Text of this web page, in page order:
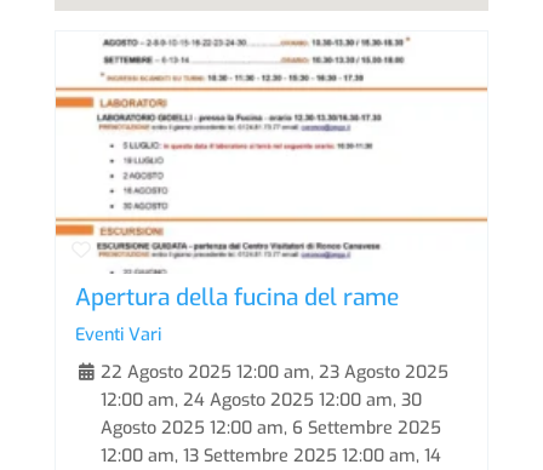
Apertura della fucina del rame
Eventi Vari
22 Agosto 2025 12:00 am, 23 Agosto 2025
12:00 am, 24 Agosto 2025 12:00 am, 30
Agosto 2025 12:00 am, 6 Settembre 2025
12:00 am, 13 Settembre 2025 12:00 am, 14